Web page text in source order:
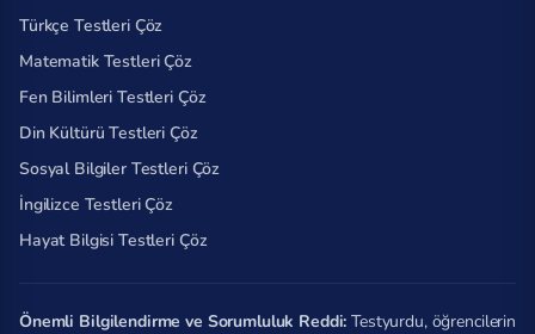
Türkçe Testleri Çöz
Matematik Testleri Çöz
Fen Bilimleri Testleri Çöz
Din Kültürü Testleri Çöz
Sosyal Bilgiler Testleri Çöz
İngilizce Testleri Çöz
Hayat Bilgisi Testleri Çöz
Önemli Bilgilendirme ve Sorumluluk Reddi: Testyurdu, öğrencilerin